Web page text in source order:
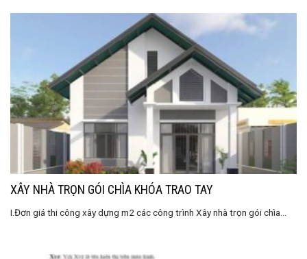
XÂY NHÀ TRỌN GÓI CHÌA KHÓA TRAO TAY
I.Đơn giá thi công xây dựng m2 các công trình Xây nhà trọn gói chìa...